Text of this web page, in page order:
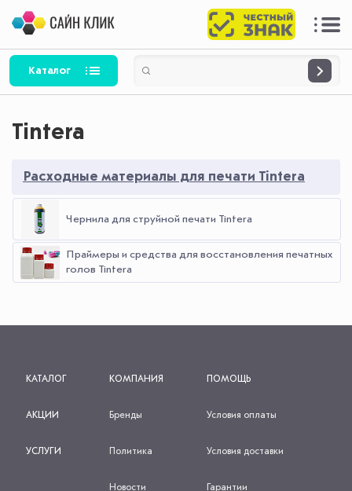
Каталог
Tintera
Расходные материалы для печати Tintera
Чернила для струйной печати Tintera
Праймеры и средства для восстановления печатных
голов Tintera
КАТАЛОГ
АКЦИИ
УСЛУГИ
КОМПАНИЯ
Бренды
Политика
Новости
ПОМОЩЬ
Условия оплаты
Условия доставки
Гарантии